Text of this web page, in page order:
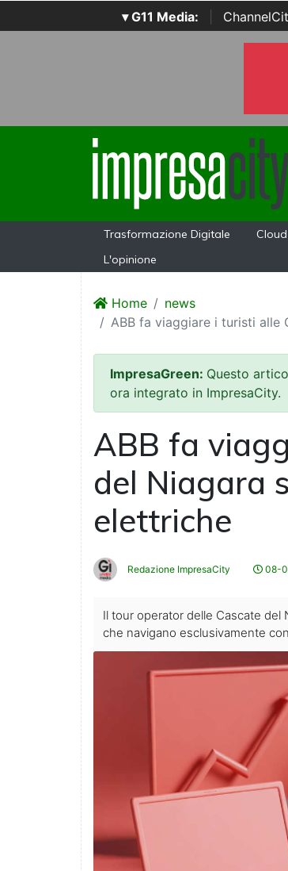
▾ G11 Media:
Trasformazione Digitale Cloud
L'opinione
Home
news
ABB fa viaggiare i turisti alle
ImpresaGreen: Questo
ora integrato in ImpresaCity.
ABB fa
del Niagara
elettriche
Redazione ImpresaCity 08-
Il tour operator delle Cascate del
che navigano esclusivamente